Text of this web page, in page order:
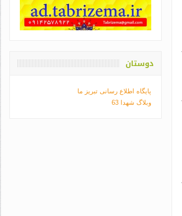
دوستان
پایگاه اطلاع رسانی تبریز ما
وبلاگ شهدا 63